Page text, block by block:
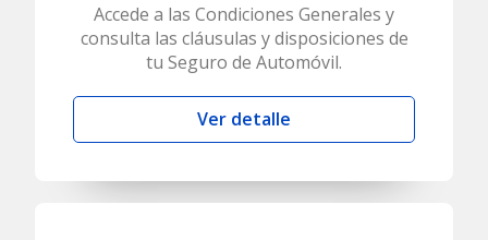
Accede a las Condiciones Generales y
consulta las cláusulas y disposiciones de
tu Seguro de Automóvil.
Ver detalle